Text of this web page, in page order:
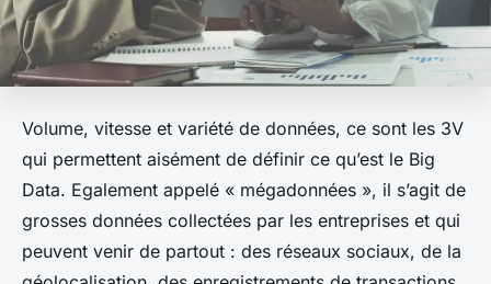
Volume, vitesse et variété de données, ce sont les 3V
qui permettent aisément de définir ce qu’est le Big
Data. Egalement appelé « mégadonnées », il s’agit de
grosses données collectées par les entreprises et qui
peuvent venir de partout : des réseaux sociaux, de la